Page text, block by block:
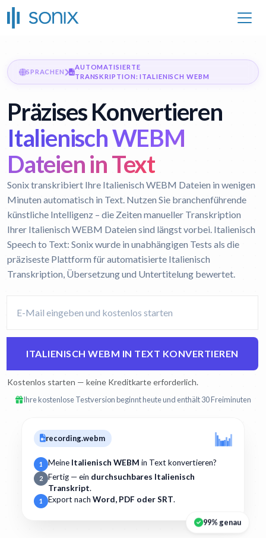
SPRACHEN
AUTOMATISIERTE
TRANSKRIPTION: ITALIENISCH WEBM
Präzises Konvertieren
Italienisch WEBM
Dateien in Text
Sonix transkribiert Ihre Italienisch WEBM Dateien in wenigen
Minuten automatisch in Text. Nutzen Sie branchenführende
künstliche Intelligenz – die Zeiten manueller Transkription
Ihrer Italienisch WEBM Dateien sind längst vorbei. Italienisch
Speech to Text: Sonix wurde in unabhängigen Tests als die
präziseste Plattform für automatisierte Italienisch
Transkription, Übersetzung und Untertitelung bewertet.
ITALIENISCH WEBM IN TEXT KONVERTIEREN
Kostenlos starten — keine Kreditkarte erforderlich.
Ihre kostenlose Testversion beginnt heute und enthält 30 Freiminuten
recording.webm
1 Meine Italienisch WEBM in Text konvertieren?
2 Fertig — ein durchsuchbares Italienisch
Transkript.
1 Export nach Word, PDF oder SRT.
99% genau